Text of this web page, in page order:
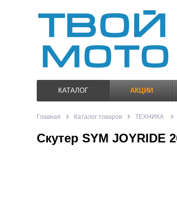
КАТАЛОГ АКЦИИ
Главная Каталог товаров ТЕХНИКА
Скутер SYM